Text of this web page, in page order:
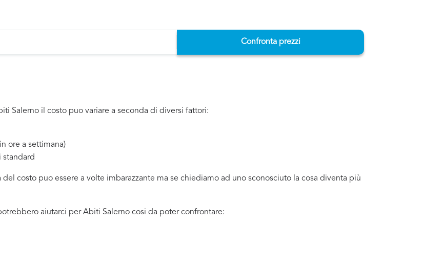
Confronta prezzi
Salerno il costo puo variare a seconda di diversi fattori:
ore a settimana)
standard
costo puo essere a volte imbarazzante ma se chiediamo ad uno sconosciuto la cosa diventa più
aiutarci per Abiti Salerno cosi da poter confrontare: